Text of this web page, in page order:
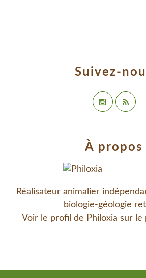
Suivez-
À propos
Réalisateur animalier
biologie-géologie
Voir le profil de Philoxia sur le